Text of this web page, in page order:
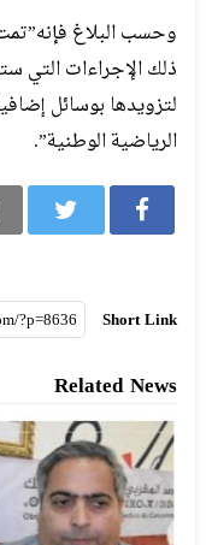
وحسب البلاغ
ذلك الإجراءات التي
لتزويدها بوسائل
الرياضية الوطنية”.
Short Link
Related News